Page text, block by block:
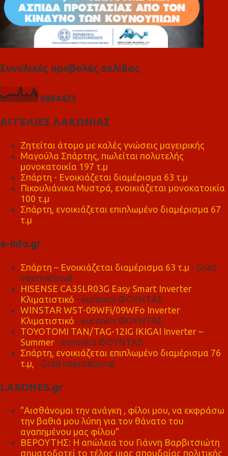
Συνολικές προβολές σελίδας
6864423
ΑΓΓΕΛΙΕΣ ΛΑΚΩΝΙΑΣ
Ζητείται άτομο με καλές γνώσεις μαγειρικής
Μαγούλα Σπάρτης, πωλείται πολυτελής
μονοκατοικία 197 τ.μ
Σπάρτη - Ενοικιάζεται διαμέρισμα 63 τ.μ
Πικουλιάνικα Μυστρά, ενοικιάζεται μονοκατοικία
100 τ.μ
Σπάρτη, ενοικιάζεται επιπλωμένο διαμέρισμα 67
τ.μ
e-info.gr
Σπάρτη – Ενοικιάζεται διαμέρισμα 63 τ.μ - Grad
international
HISENSE CA35LR03G Easy Smart Inverter
Κλιματιστικό - euronics ΦΟΥΝΤΑΣ
WINSTAR WST-09WFi/09WFo Inverter
Κλιματιστικό - euronics ΦΟΥΝΤΑΣ
TOYOTOMI TAN/TAG-12IG IKIGAI Inverter –
Summer - euronics ΦΟΥΝΤΑΣ
Σπάρτη, ενοικιάζεται επιπλωμένο διαμέρισμα 76
τ.μ, - Grad international
LAKONES.gr
"Αισθάνομαι την ανάγκη , φίλοι μου, να εκφράσω
την βαθιά μου λύπη για τον θάνατο του
αγαπημένου μας φίλου"
ΒΕΡΟΥΤΗΣ: Η απώλεια του Γιάννη Βαρβιτσιώτη
σηματοδοτεί το τέλος μιας σπουδαίας πολιτικής